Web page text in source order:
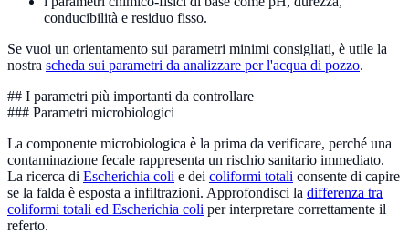
conducibilità e residuo fisso.
Se vuoi un orientamento sui parametri minimi consigliati, è utile la
nostra scheda sui parametri da analizzare per l'acqua di pozzo.
## I parametri più importanti da controllare
### Parametri microbiologici
La componente microbiologica è la prima da verificare, perché una
contaminazione fecale rappresenta un rischio sanitario immediato.
La ricerca di Escherichia coli e dei coliformi totali consente di capire
se la falda è esposta a infiltrazioni. Approfondisci la differenza tra
coliformi totali ed Escherichia coli per interpretare correttamente il
referto.